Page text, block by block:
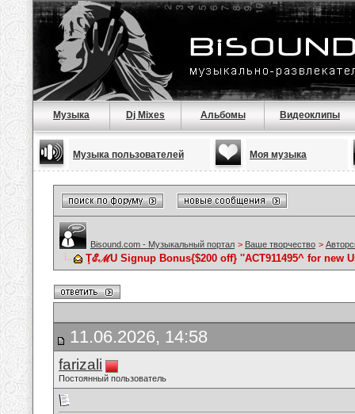
Музыка Dj Mixes Альбомы Видеоклипы
Музыка пользователей Моя музыка
Bisound.com - Музыкальный портал > Ваше творчество >
ŢℰℳU Signup Bonus{$200 off} ''ACT911495^ for new
11.06.2026, 14:58
farizali
Постоянный пользователь